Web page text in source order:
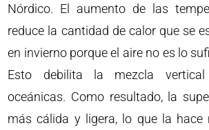
Nórdico. El aumento de las
reduce la cantidad de calor que se
en invierno porque el aire no es lo
Esto debilita la mezcla
oceánicas. Como resultado, la
más cálida y ligera, lo que la hace